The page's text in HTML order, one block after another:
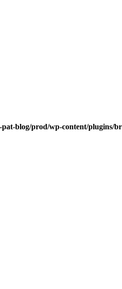
blog/prod/wp-content/plugins/